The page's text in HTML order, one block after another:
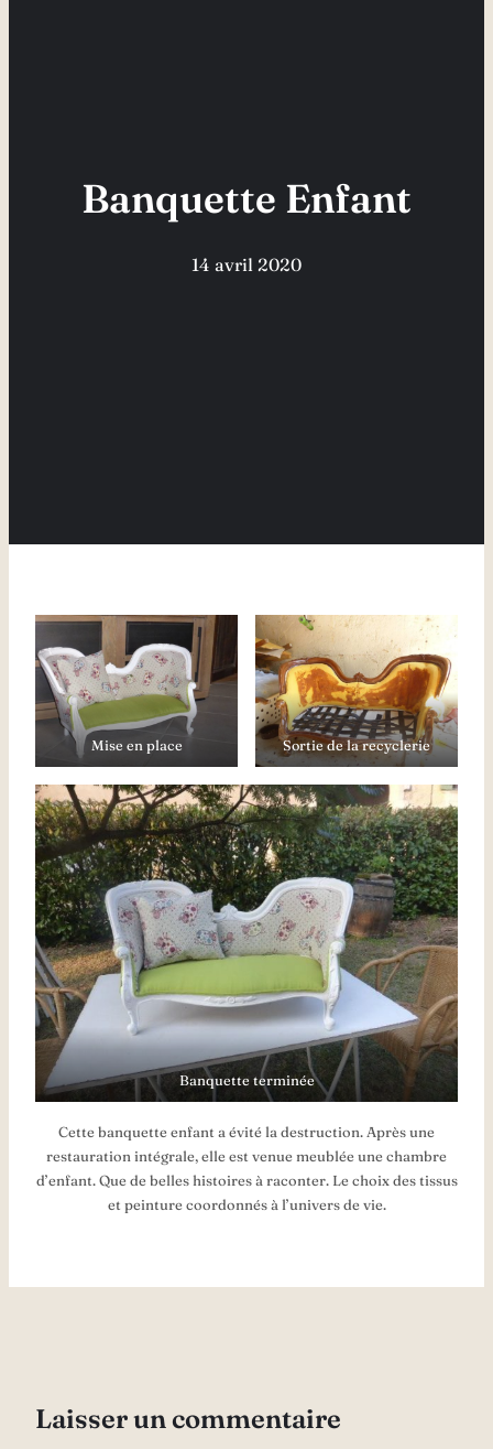
Banquette Enfant
14 avril 2020
Mise en place Sortie de la recyclerie
Banquette terminée
Cette banquette enfant a évité la destruction. Après une
restauration intégrale, elle est venue meublée une chambre
d’enfant. Que de belles histoires à raconter. Le choix des tissus
et peinture coordonnés à l’univers de vie.
Laisser un commentaire